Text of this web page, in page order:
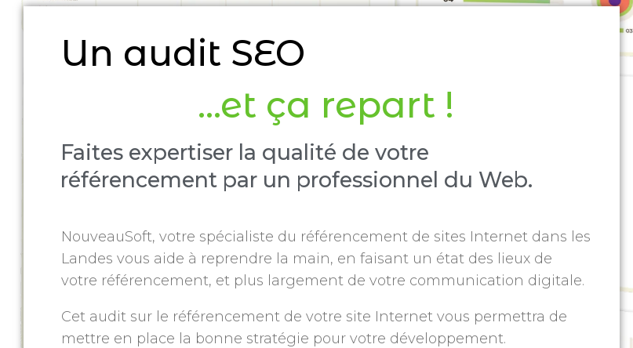
Un audit SEO
...et ça repart !​
Faites expertiser la qualité de votre
référencement par un professionnel du Web.
NouveauSoft, votre spécialiste du référencement de sites Internet dans les
Landes vous aide à reprendre la main, en faisant un état des lieux de
votre référencement, et plus largement de votre communication digitale.
Cet audit sur le référencement de votre site Internet vous permettra de
mettre en place la bonne stratégie pour votre développement.